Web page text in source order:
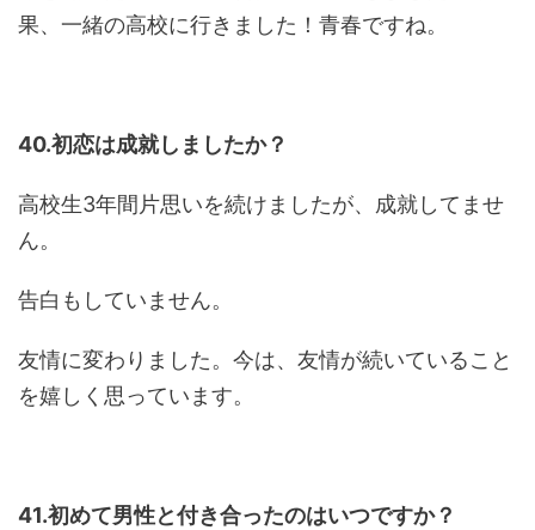
果、一緒の高校に行きました！青春ですね。
40.初恋は成就しましたか？
高校生3年間片思いを続けましたが、成就してませ
ん。
告白もしていません。
友情に変わりました。今は、友情が続いていること
を嬉しく思っています。
41.初めて男性と付き合ったのはいつですか？